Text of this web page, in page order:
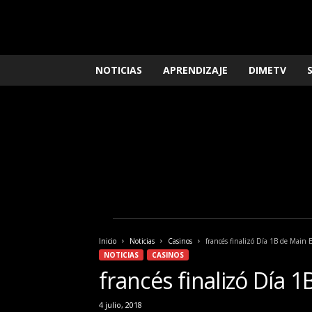
o
a
s
a
NOTICIAS APRENDIZAJE DIMETV
Inicio Noticias Casinos
francés finalizó Día 1B de Main
NOTICIAS
CASINOS
francés finalizó Día
4 julio, 2018